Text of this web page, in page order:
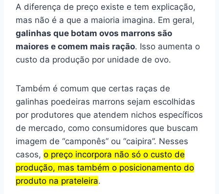
A diferença de preço existe e tem explicação,
mas não é a que a maioria imagina. Em geral,
galinhas que botam ovos marrons são
maiores e comem mais ração. Isso aumenta o
custo da produção por unidade de ovo.
Também é comum que certas raças de
galinhas poedeiras marrons sejam escolhidas
por produtores que atendem nichos específicos
de mercado, como consumidores que buscam
imagem de “camponês” ou “caipira”. Nesses
casos, o preço incorpora não só o custo de
produção, mas também o posicionamento do
produto na prateleira.